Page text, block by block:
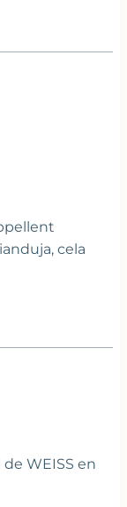
cela
WEISS en